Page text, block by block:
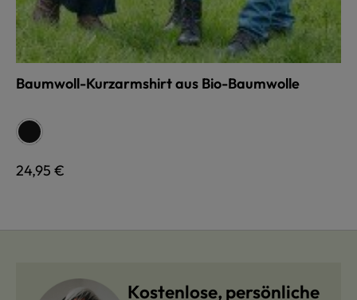
Baumwoll-Kurzarmshirt aus Bio-Baumwolle
Farbeschwarz
Regulärer Preis:
24,95 €
Kostenlose, persönliche